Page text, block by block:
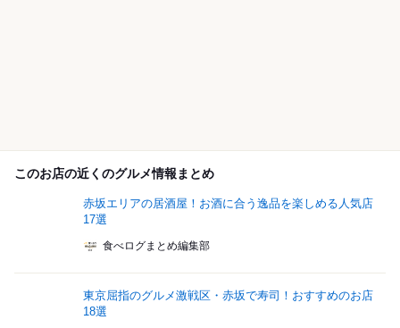
このお店の近くのグルメ情報まとめ
赤坂エリアの居酒屋！お酒に合う逸品を楽しめる人気店
17選
食べログまとめ編集部
東京屈指のグルメ激戦区・赤坂で寿司！おすすめのお店
18選